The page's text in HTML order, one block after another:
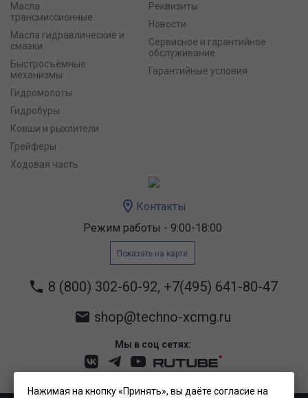
Нажимая на кнопку «Принять», вы даёте согласие на
Масла
трансмиссионные
Масла гидравлические и
смазки
Быстросъёмные
механизмы
Гидромолоты
Гидробуры
Ковши и рыхлители
Грейферы
Ходовая часть
Реквизиты
Новости
Сервисное и гарантийное
обслуживание
Гарантийные условия
Контакты
Режим работы - 9:00-18:00
Показать на карте
8 (800) 302-60-92, +7(495) 641-80-47
shop@techno-xcmg.ru
Мы в соц сетях: